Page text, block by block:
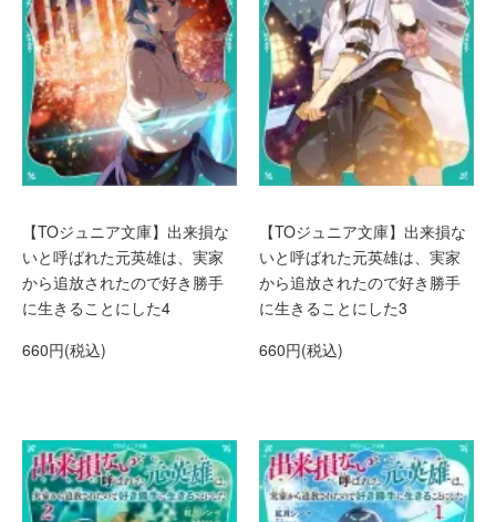
【TOジュニア文庫】出来損な
いと呼ばれた元英雄は、実家
から追放されたので好き勝手
に生きることにした4
660円(税込)
【TOジュニア文庫】出来損な
いと呼ばれた元英雄は、実家
から追放されたので好き勝手
に生きることにした3
660円(税込)